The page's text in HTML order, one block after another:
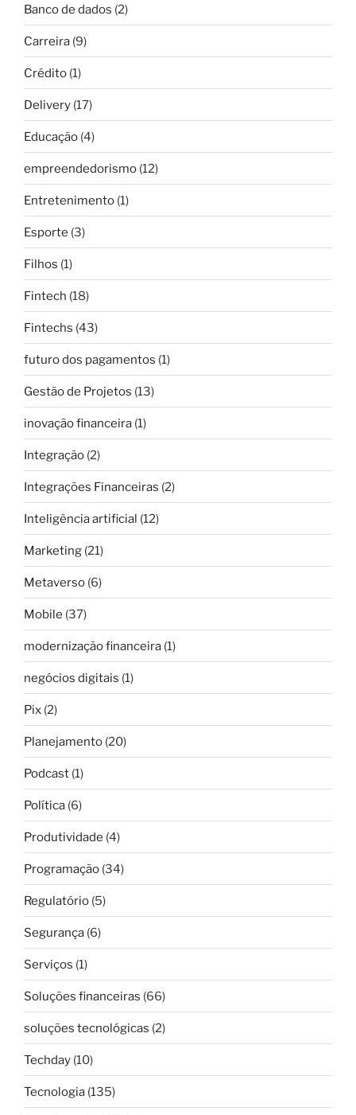
Banco de dados (2)
Carreira (9)
Crédito (1)
Delivery (17)
Educação (4)
empreendedorismo (12)
Entretenimento (1)
Esporte (3)
Filhos (1)
Fintech (18)
Fintechs (43)
futuro dos pagamentos (1)
Gestão de Projetos (13)
inovação financeira (1)
Integração (2)
Integrações Financeiras (2)
Inteligência artificial (12)
Marketing (21)
Metaverso (6)
Mobile (37)
modernização financeira (1)
negócios digitais (1)
Pix (2)
Planejamento (20)
Podcast (1)
Política (6)
Produtividade (4)
Programação (34)
Regulatório (5)
Segurança (6)
Serviços (1)
Soluções financeiras (66)
soluções tecnológicas (2)
Techday (10)
Tecnologia (135)